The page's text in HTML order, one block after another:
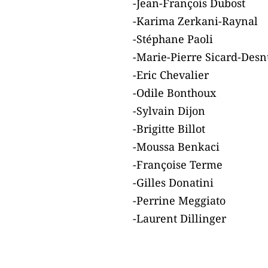
-Karima Zerkani-Raynal
-Stéphane Paoli
-Marie-Pierre Sicard-
-Eric Chevalier
-Odile Bonthoux
-Sylvain Dijon
-Brigitte Billot
-Moussa Benkaci
-Françoise Terme
-Gilles Donatini
-Perrine Meggiato
-Laurent Dillinger